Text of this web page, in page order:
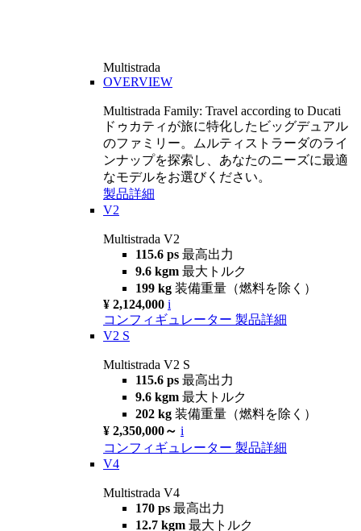
Multistrada
OVERVIEW
Multistrada Family: Travel according to Ducati
ドゥカティが旅に特化したビッグデュアル
のファミリー。ムルティストラーダのライ
ンナップを探索し、あなたのニーズに最適
なモデルをお選びください。
製品詳細
V2
Multistrada V2
115.6 ps 最高出力
9.6 kgm 最大トルク
199 kg 装備重量（燃料を除く）
¥ 2,124,000 i
コンフィギュレーター 製品詳細
V2 S
Multistrada V2 S
115.6 ps 最高出力
9.6 kgm 最大トルク
202 kg 装備重量（燃料を除く）
¥ 2,350,000～ i
コンフィギュレーター 製品詳細
V4
Multistrada V4
170 ps 最高出力
12.7 kgm 最大トルク